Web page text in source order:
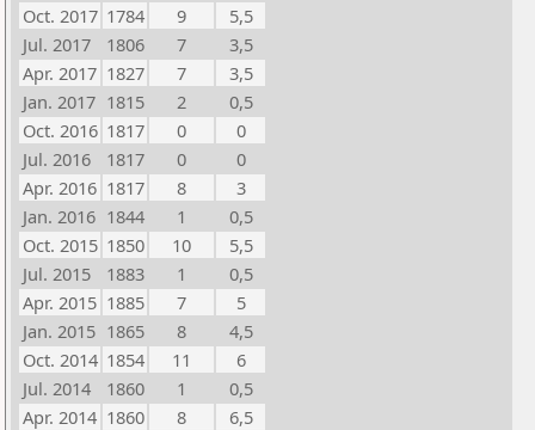
Oct. 2017 1784 9
5,5
Jul. 2017
1806 7
3,5
Apr. 2017 1827 7
3,5
Jan. 2017 1815 2
0,5
Oct. 2016 1817 0
0
Jul. 2016
1817 0
0
Apr. 2016 1817 8
3
Jan. 2016 1844 1
0,5
Oct. 2015 1850 10
5,5
Jul. 2015
1883 1
0,5
Apr. 2015 1885 7
5
Jan. 2015 1865 8
4,5
Oct. 2014 1854 11
6
Jul. 2014
1860 1
0,5
Apr. 2014 1860 8
6,5